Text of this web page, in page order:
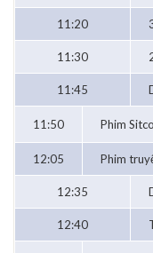
11:20
11:30
11:45
11:50 Phim
12:05
Phim
12:35
12:40